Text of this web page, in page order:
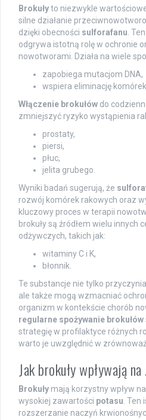
Brokułyto niezwykle
silne działanie
dzięki obecności sulforafanu .
odgrywa istotną rolę w ochronie
nowotworami. Działa na wiele
zapobiega mutacjom DNA,
wspiera eliminację
Włączenie brokułów do
zmniejszyć ryzyko wystąpienia
prostaty,
piersi,
płuc,
jelita grubego.
Wyniki badań sugerują, że
rozwój komórek rakowych oraz
kluczowy proces w terapii
brokuły są źródłem wielu innych
odżywczych, takich jak:
witaminy C i K,
błonnik.
Te substancje nie tylko
ale także mogą wzmacniać
organizm w kontekście chorób
regularne spożywanie brokułów
strategię w profilaktyce różnych
warto je uwzględnić w
Jak brokuły wpływają
Brokuły mają korzystny wpływ na
wysokiej zawartości potasu .
rozszerzanie naczyń